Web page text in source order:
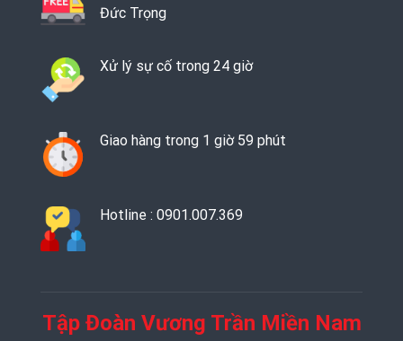
Đức Trọng
Xử lý sự cố trong 24 giờ
Giao hàng trong 1 giờ 59 phút
Hotline : 0901.007.369
Tập Đoàn Vương Trần Miền Nam